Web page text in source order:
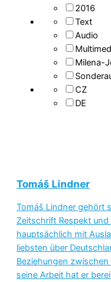
2016
Text
Audio
Milena-
CZ
DE
Tomáš Lindner
Tomáš Lindner gehört
Zeitschrift Respekt
hauptsächlich mit
liebsten über
Beziehungen
seine Arbeit hat er